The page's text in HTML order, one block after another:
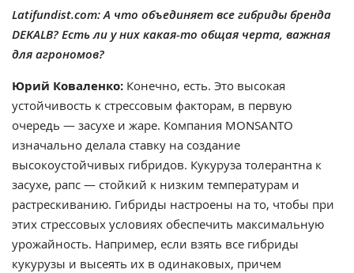
Latifundist.com: А что объединяет все гибриды бренда
DEKALB? Есть ли у них какая-то общая черта, важная
для агрономов?
Юрий Коваленко: Конечно, есть. Это высокая
устойчивость к стрессовым факторам, в первую
очередь — засухе и жаре. Компания MONSANTO
изначально делала ставку на создание
высокоустойчивых гибридов. Кукуруза толерантна к
засухе, рапс — стойкий к низким температурам и
растрескиванию. Гибриды настроены на то, чтобы при
этих стрессовых условиях обеспечить максимальную
урожайность. Например, если взять все гибриды
кукурузы и высеять их в одинаковых, причем